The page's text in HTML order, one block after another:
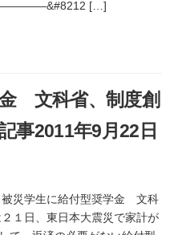
[…]
文科省、制度創
事2011年9月22日
災学生に給付型奨学金 文科
１日、東日本大震災で家計が